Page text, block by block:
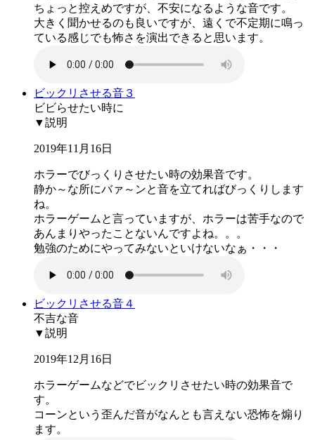
ちょっと控えめですが、不安になるような音です。
大きく聞かせるのも良いですが、遠くで不定期に鳴っ
ている感じでも怖さを演出できると思います。
ビックリさせる音３
ビビらせたい時に
▼説明
2019年11月16日
ホラーでびっくりさせたい時の効果音です。
静か～な所にバァ～ンと音を立てればびっくりします
ね。
ホラーゲームと言っていますが、ホラーは苦手なので
あんまりやったことないんですよね。。。
勉強のためにやってみないといけないなぁ・・・
ビックリさせる音４
不吉な音
▼説明
2019年12月16日
ホラーゲームなどでビックリさせたい時の効果音で
す。
コーンという歪んだ音がなんとも言えない恐怖を煽り
ます。